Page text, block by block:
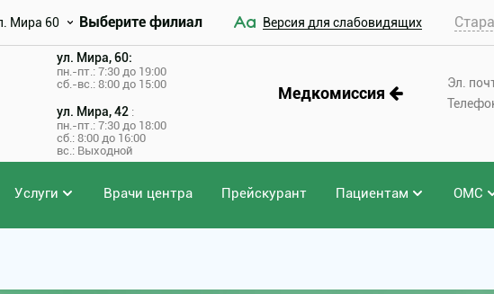
Мира 60 Выберите филиал Версия для слабовидящих
ул. Мира, 60:
пн.-пт.: 7:30 до 19:00
сб.-вс.: 8:00 до 15:00
ул. Мира, 42 :
пн.-пт.: 7:30 до 18:00
сб.: 8:00 до 16:00
вс.: Выходной
Медкомиссия
Эл.
Услуги Врачи центра Прейскурант Пациентам ОМС